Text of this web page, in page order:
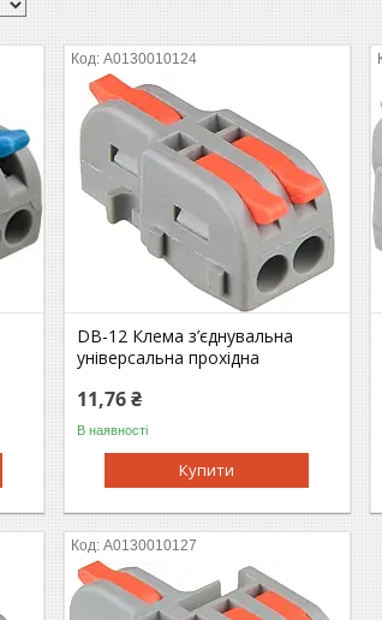
A0130010124
DB-12 Клема з’єднувальна
універсальна прохідна
11,76 ₴
В наявності
Купити
A0130010127